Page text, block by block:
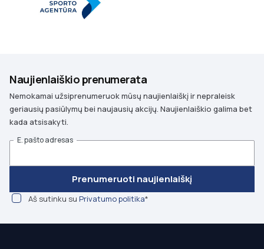
Naujienlaiškio prenumerata
Nemokamai užsiprenumeruok mūsų naujienlaiškį ir nepraleisk
geriausių pasiūlymų bei naujausių akcijų. Naujienlaiškio galima bet
kada atsisakyti.
E. pašto adresas
Prenumeruoti naujienlaiškį
Aš sutinku su Privatumo politika*